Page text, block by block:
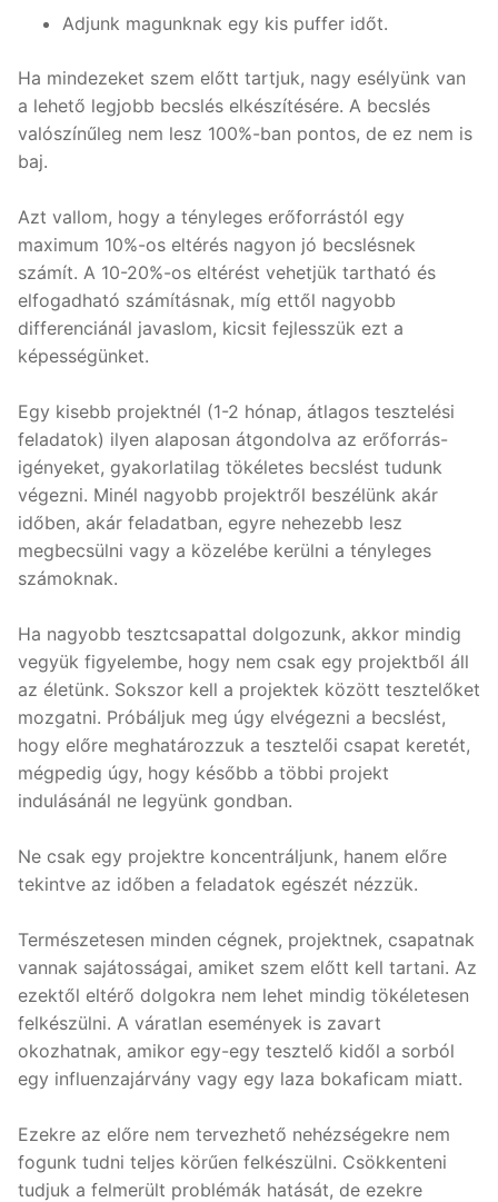
Adjunk magunknak egy kis puffer időt.
Ha mindezeket szem előtt tartjuk, nagy esélyünk van
a lehető legjobb becslés elkészítésére. A becslés
valószínűleg nem lesz 100%-ban pontos, de ez nem is
baj.
Azt vallom, hogy a tényleges erőforrástól egy
maximum 10%-os eltérés nagyon jó becslésnek
számít. A 10-20%-os eltérést vehetjük tartható és
elfogadható számításnak, míg ettől nagyobb
differenciánál javaslom, kicsit fejlesszük ezt a
képességünket.
Egy kisebb projektnél (1-2 hónap, átlagos tesztelési
feladatok) ilyen alaposan átgondolva az erőforrás-
igényeket, gyakorlatilag tökéletes becslést tudunk
végezni. Minél nagyobb projektről beszélünk akár
időben, akár feladatban, egyre nehezebb lesz
megbecsülni vagy a közelébe kerülni a tényleges
számoknak.
Ha nagyobb tesztcsapattal dolgozunk, akkor mindig
vegyük figyelembe, hogy nem csak egy projektből áll
az életünk. Sokszor kell a projektek között tesztelőket
mozgatni. Próbáljuk meg úgy elvégezni a becslést,
hogy előre meghatározzuk a tesztelői csapat keretét,
mégpedig úgy, hogy később a többi projekt
indulásánál ne legyünk gondban.
Ne csak egy projektre koncentráljunk, hanem előre
tekintve az időben a feladatok egészét nézzük.
Természetesen minden cégnek, projektnek, csapatnak
vannak sajátosságai, amiket szem előtt kell tartani. Az
ezektől eltérő dolgokra nem lehet mindig tökéletesen
felkészülni. A váratlan események is zavart
okozhatnak, amikor egy-egy tesztelő kidől a sorból
egy influenzajárvány vagy egy laza bokaficam miatt.
Ezekre az előre nem tervezhető nehézségekre nem
fogunk tudni teljes körűen felkészülni. Csökkenteni
tudjuk a felmerült problémák hatását, de ezekre